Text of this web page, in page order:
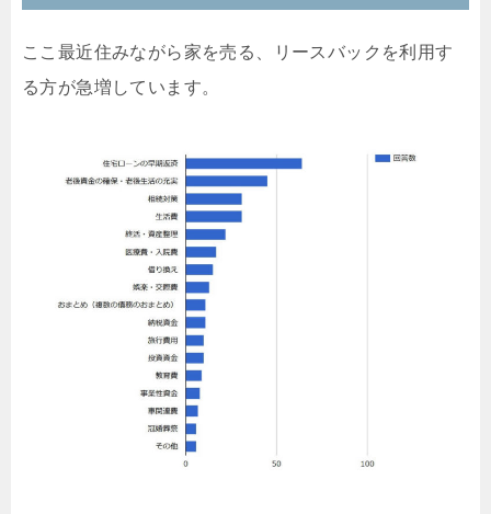
ここ最近住みながら家を売る、リースバックを利用す
る方が急増しています。